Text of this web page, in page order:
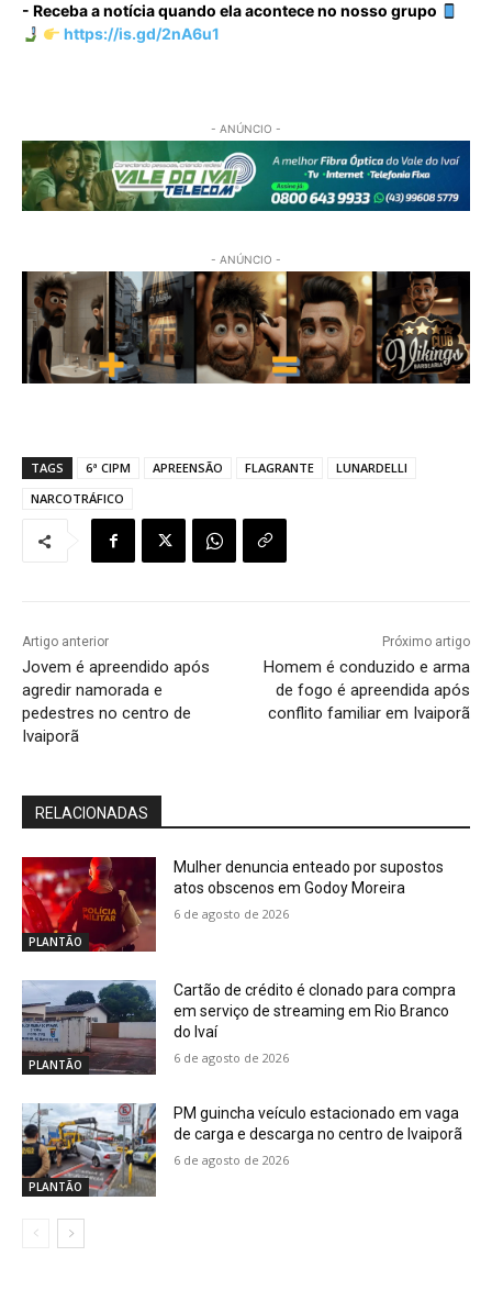
- Receba a notícia quando ela acontece no nosso grupo
https://is.gd/2nA6u1
- ANÚNCIO -
- ANÚNCIO -
TAGS 6ª CIPM APREENSÃO FLAGRANTE
LUNARDELLI
NARCOTRÁFICO
Artigo anterior
Jovem é apreendido após
agredir namorada e
pedestres no centro de
Ivaiporã
Próximo artigo
Homem é conduzido e arma
de fogo é apreendida após
conflito familiar em Ivaiporã
RELACIONADAS
PLANTÃO
Mulher denuncia enteado por supostos
atos obscenos em Godoy Moreira
6 de agosto de 2026
PLANTÃO
Cartão de crédito é clonado para compra
em serviço de streaming em Rio Branco
do Ivaí
6 de agosto de 2026
PLANTÃO
PM guincha veículo estacionado em vaga
de carga e descarga no centro de Ivaiporã
6 de agosto de 2026